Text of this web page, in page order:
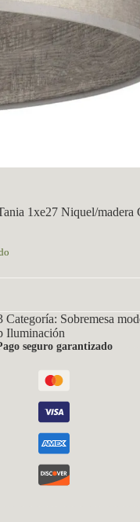
1xe27 Niquel/madera
Categoría: Sobremesa
Iluminación
seguro garantizado